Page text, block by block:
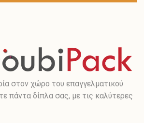
στον χώρο του επαγγελματικού
πάντα δίπλα σας, με τις καλύτερες